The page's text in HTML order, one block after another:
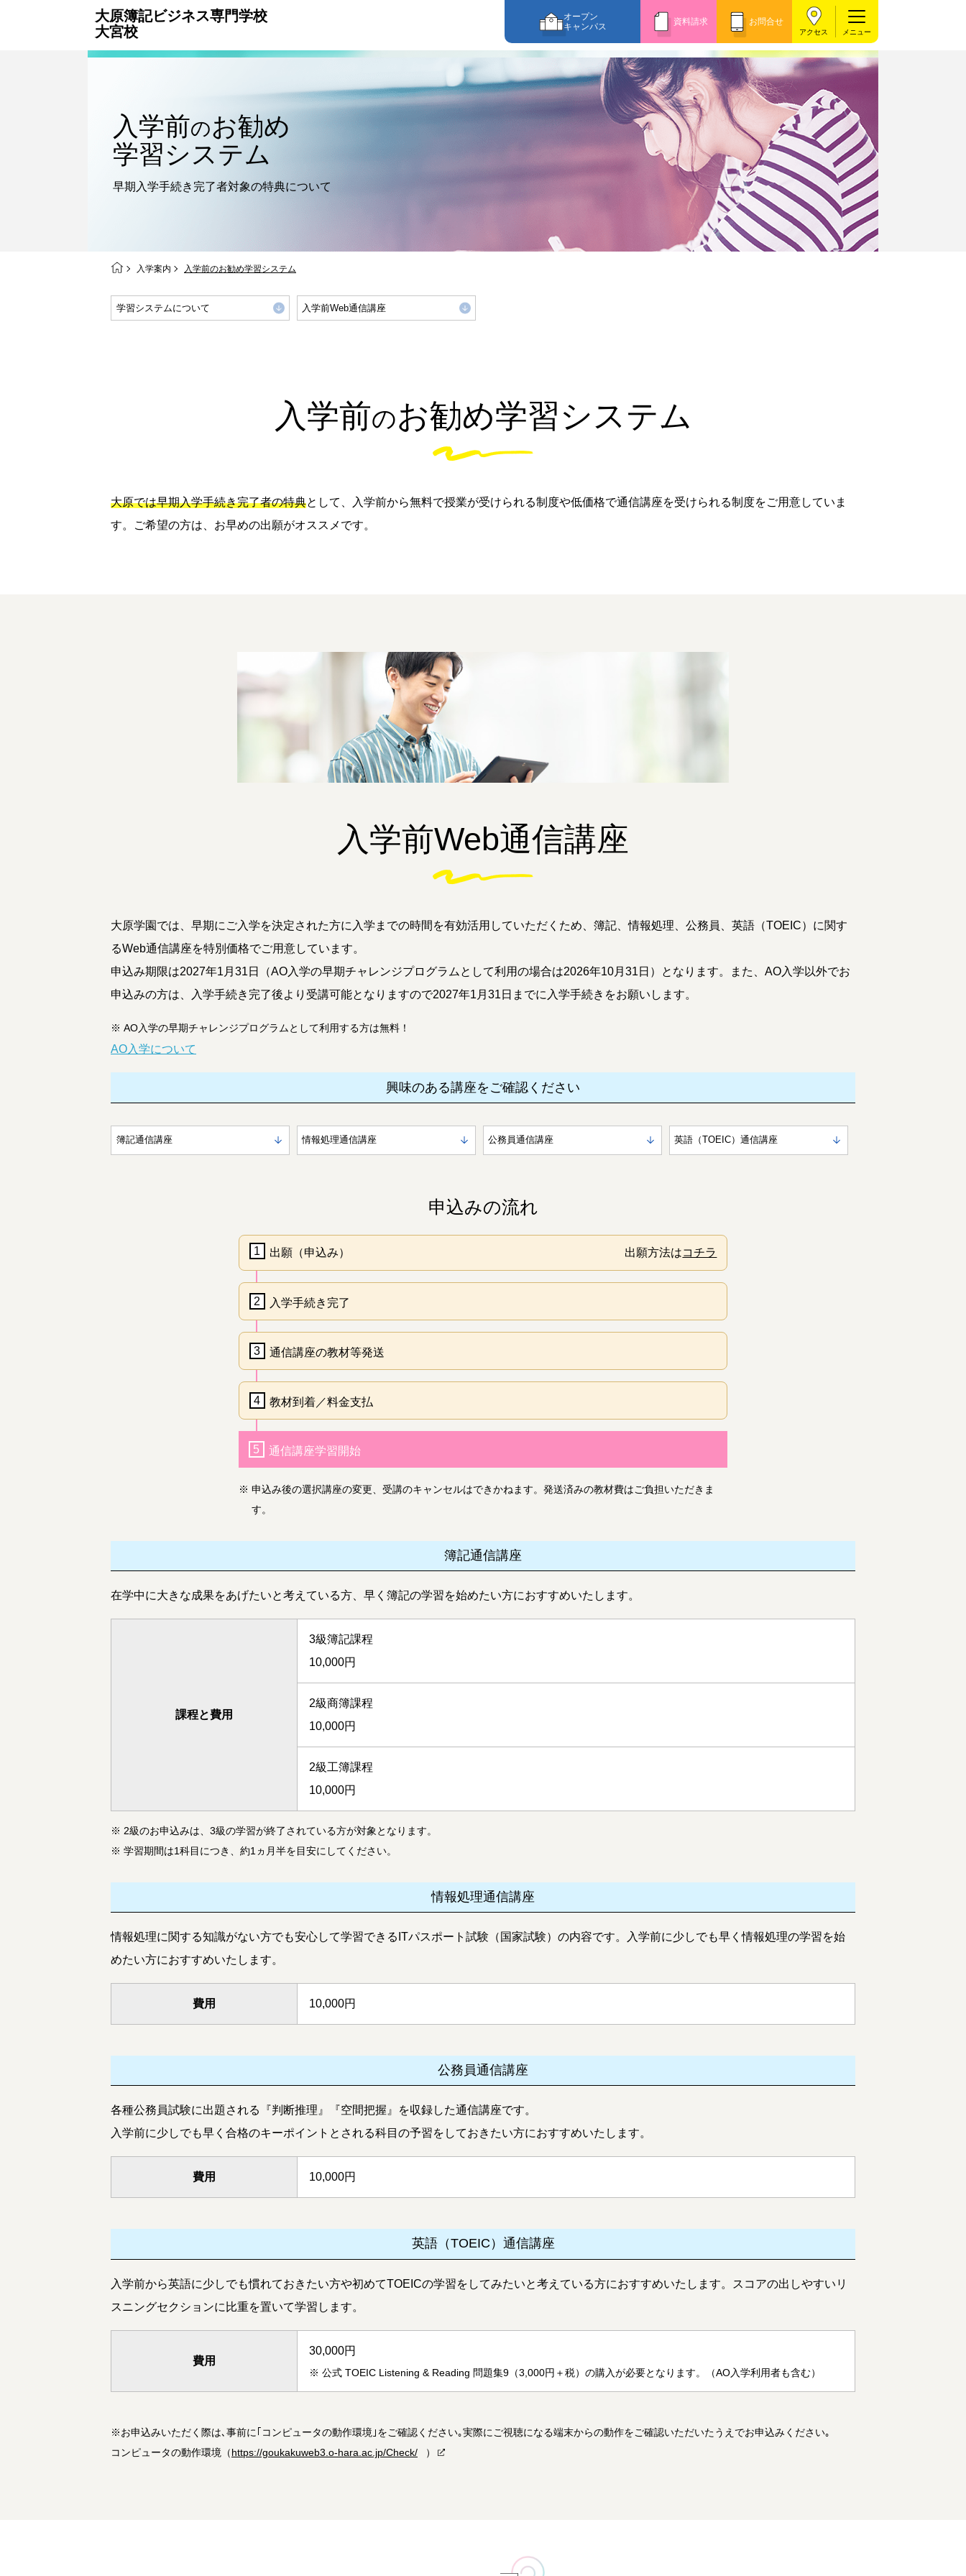
大原簿記ビジネス専門学校
大宮校
オープン
キャンパス
資料請求 お問合せ
アクセス
入学前のお勧め
学習システム
早期入学手続き完了者対象の特典について
入学案内 入学前のお勧め学習システム
学習システムについて 入学前Web通信講座
入学前のお勧め学習システム
大原では早期入学手続き完了者の特典として、入学前から無料で授業が受けられる制度や低価格で通信講座を受けられる制度をご用意していま
す。ご希望の方は、お早めの出願がオススメです。
入学前Web通信講座
大原学園では、早期にご入学を決定された方に入学までの時間を有効活用していただくため、簿記、情報処理、公務員、英語（TOEIC）に関す
るWeb通信講座を特別価格でご用意しています。
申込み期限は2027年1月31日（AO入学の早期チャレンジプログラムとして利用の場合は2026年10月31日）となります。また、AO入学以外でお
申込みの方は、入学手続き完了後より受講可能となりますので2027年1月31日までに入学手続きをお願いします。
※ AO入学の早期チャレンジプログラムとして利用する方は無料！
AO入学について
興味のある講座をご確認ください
簿記通信講座 情報処理通信講座 公務員通信講座 英語（TOEIC）通信講座
申込みの流れ
1 出願（申込み） 出願方法はコチラ
2 入学手続き完了
3 通信講座の教材等発送
4 教材到着／料金支払
5 通信講座学習開始
※ 申込み後の選択講座の変更、受講のキャンセルはできかねます。発送済みの教材費はご負担いただきま
す。
簿記通信講座
在学中に大きな成果をあげたいと考えている方、早く簿記の学習を始めたい方におすすめいたします。
課程と費用
3級簿記課程
10,000円
2級商簿課程
10,000円
2級工簿課程
10,000円
※ 2級のお申込みは、3級の学習が終了されている方が対象となります。
※ 学習期間は1科目につき、約1ヵ月半を目安にしてください。
情報処理通信講座
情報処理に関する知識がない方でも安心して学習できるITパスポート試験（国家試験）の内容です。入学前に少しでも早く情報処理の学習を始
めたい方におすすめいたします。
費用 10,000円
公務員通信講座
各種公務員試験に出題される『判断推理』『空間把握』を収録した通信講座です。
入学前に少しでも早く合格のキーポイントとされる科目の予習をしておきたい方におすすめいたします。
費用 10,000円
英語（TOEIC）通信講座
入学前から英語に少しでも慣れておきたい方や初めてTOEICの学習をしてみたいと考えている方におすすめいたします。スコアの出しやすいリ
スニングセクションに比重を置いて学習します。
費用
30,000円
※ 公式 TOEIC Listening & Reading 問題集9（3,000円＋税）の購入が必要となります。（AO入学利用者も含む）
※お申込みいただく際は､事前に｢コンピュータの動作環境｣をご確認ください｡実際にご視聴になる端末からの動作をご確認いただいたうえでお申込みください｡
コンピュータの動作環境（https://goukakuweb3.o-hara.ac.jp/Check/ ）